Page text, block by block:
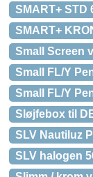
SMART+ STD
SMART+
Small Screen
Small FL/Y
Small FL/Y
Sløjfebox til
SLV Nautiluz
SLV halogen